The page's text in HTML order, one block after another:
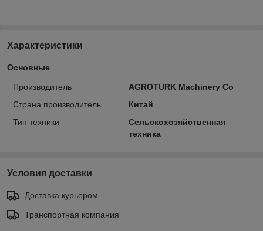
Характеристики
Основные
Производитель
AGROTURK Machinery Co
Страна производитель
Китай
Тип техники
Сельскохозяйственная
техника
Условия доставки
Доставка курьером
Транспортная компания